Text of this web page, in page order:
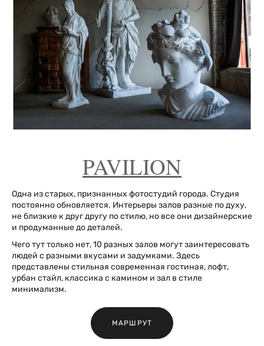
PAVILION
Одна из старых, признанных фотостудий города. Студия
постоянно обновляется. Интерьеры залов разные по духу,
не близкие к друг другу по стилю, но все они дизайнерские
и продуманные до деталей.
Чего тут только нет, 10 разных залов могут заинтересовать
людей с разными вкусами и задумками. Здесь
представлены стильная современная гостиная, лофт,
урбан стайл, классика с камином и зал в стиле
минимализм.
МАРШРУТ